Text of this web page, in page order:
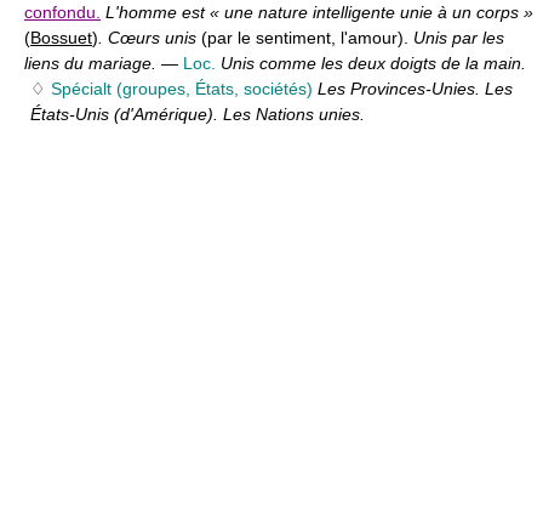
confondu. L'homme est « une nature intelligente unie à un corps »
(Bossuet) . Cœurs unis (par le sentiment, l'amour).
Unis par les
liens du mariage. — Loc. Unis comme les deux doigts de la main.
♢ Spécialt (groupes, États, sociétés) Les Provinces-Unies. Les
États-Unis (d'Amérique). Les Nations unies.